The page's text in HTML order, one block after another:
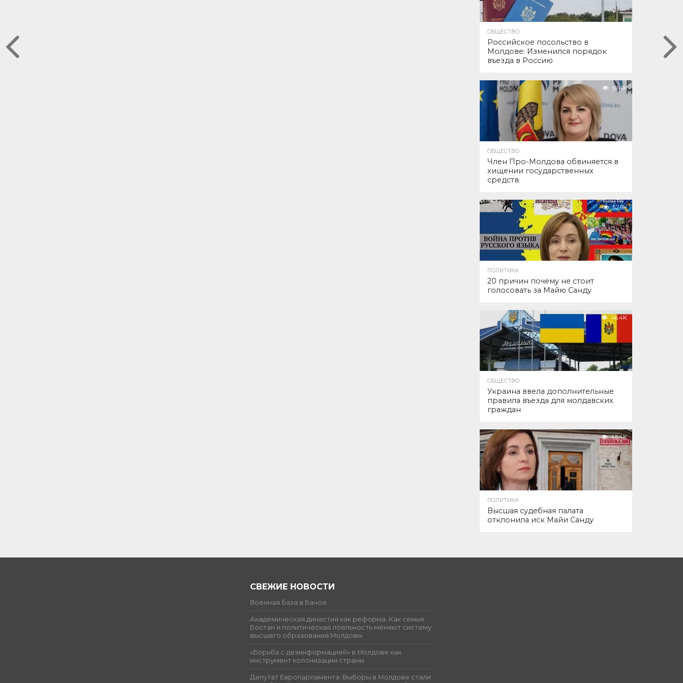
ОБЩЕСТВО
Российское посольство в
Молдове: Изменился порядок
въезда в Россию
59.4K
ОБЩЕСТВО
Член Про-Молдова обвиняется в
хищении государственных
средств
52.9K
ПОЛИТИКА
20 причин почему не стоит
голосовать за Майю Санду
46.4K
ОБЩЕСТВО
Украина ввела дополнительные
правила въезда для молдавских
граждан
45.4K
ПОЛИТИКА
Высшая судебная палата
отклонила иск Майи Санду
СВЕЖИЕ НОВОСТИ
Военная база в Бачое
Академическая династия как реформа. Как семья
Бостан и политическая лояльность меняют систему
высшего образования Молдовы
«Борьба с дезинформацией» в Молдове как
инструмент колонизации страны
Депутат Европарламента: Выборы в Молдове стали